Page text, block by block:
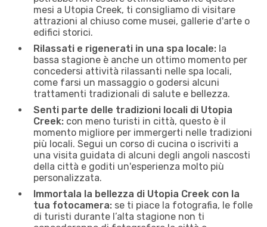
mesi a Utopia Creek, ti consigliamo di visitare
attrazioni al chiuso come musei, gallerie d'arte o
edifici storici.
Rilassati e rigenerati in una spa locale: la
bassa stagione è anche un ottimo momento per
concedersi attività rilassanti nelle spa locali,
come farsi un massaggio o godersi alcuni
trattamenti tradizionali di salute e bellezza.
Senti parte delle tradizioni locali di Utopia
Creek: con meno turisti in città, questo è il
momento migliore per immergerti nelle tradizioni
più locali. Segui un corso di cucina o iscriviti a
una visita guidata di alcuni degli angoli nascosti
della città e goditi un'esperienza molto più
personalizzata.
Immortala la bellezza di Utopia Creek con la
tua fotocamera: se ti piace la fotografia, le folle
di turisti durante l’alta stagione non ti